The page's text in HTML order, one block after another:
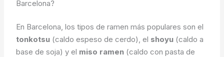
Barcelona?
En Barcelona, los tipos de ramen más populares son el
tonkotsu (caldo espeso de cerdo), el shoyu (caldo a
base de soja) y el miso ramen (caldo con pasta de